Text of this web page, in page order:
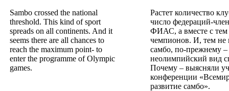
Sambo crossed the national
threshold. This kind of sport
spreads on all continents. And it
seems there are all chances to
reach the maximum point- to
enter the programme of Olympic
games.
Растет количество
число федераций-
ФИАС, а вместе с тем
чемпионов. И, тем не
самбо, по-прежнему –
неолимпийский вид
Почему – выясняли
конференции
развитие самбо».